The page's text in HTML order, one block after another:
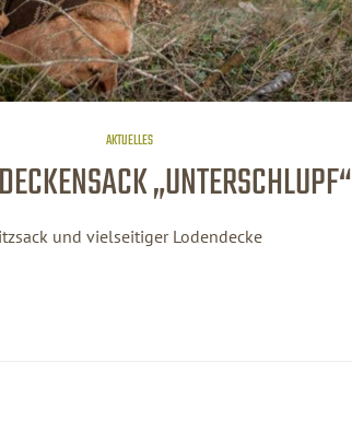
AKTUELLES
„UNTERSCHLUPF“
und vielseitiger Lodendecke